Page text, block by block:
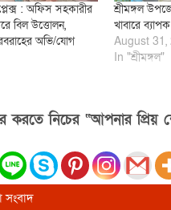
: অফিস সহকারীর
বিল উত্তোলন,
অভি/যোগ
শ্রীমঙ্গল
খাবারে
August 31,
In "শ্রীমঙ্গল"
করতে নিচের “আপনার প্রিয়
সংবাদ